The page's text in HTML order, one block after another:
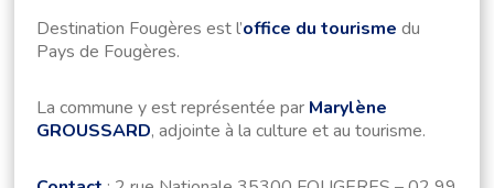
Destination Fougères est l’office du tourisme du
Pays de Fougères.
La commune y est représentée par Marylène
GROUSSARD, adjointe à la culture et au tourisme.